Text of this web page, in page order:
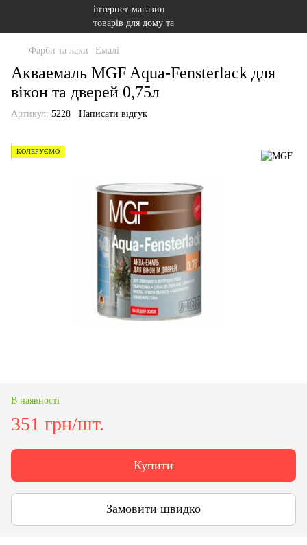
Фарби та лаки Емалі
Акваемаль MGF Aqua-Fensterlack для
вікон та дверей 0,75л
Артикул: 5228 Написати відгук
КОЛЕРУЄМО
В наявності
351 грн/шт.
Купити
Замовити швидко